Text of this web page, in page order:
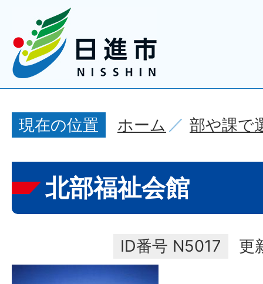
現在の位置 ホーム 部や課で
北部福祉会館
ID番号 N5017 更